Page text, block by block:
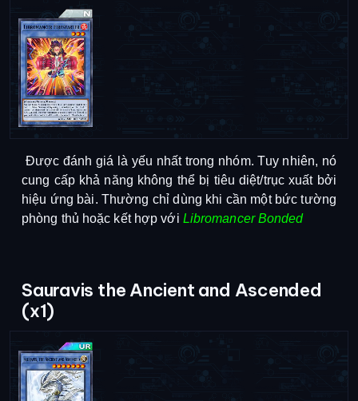
Được đánh giá là yếu nhất trong nhóm. Tuy nhiên, nó
cung cấp khả năng không thể bị tiêu diệt/trục xuất bởi
hiệu ứng bài. Thường chỉ dùng khi cần một bức tường
phòng thủ hoặc kết hợp với Libromancer Bonded
Sauravis the Ancient and Ascended
(x1)